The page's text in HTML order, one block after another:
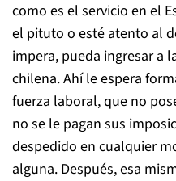
como es el servicio en el
el pituto o esté atento al
impera, pueda ingresar a
chilena. Ahí le espera
fuerza laboral, que no
no se le pagan sus
despedido en cualquier
alguna. Después, esa